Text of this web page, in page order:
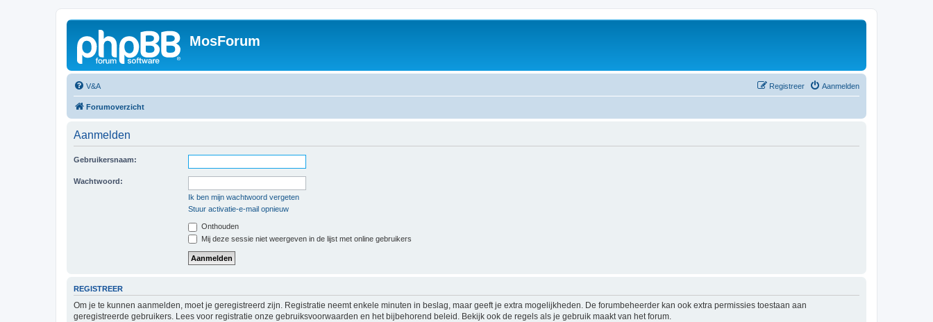
MosForum
V&A Aanmelden
Registreer
Forumoverzicht
Aanmelden
Gebruikersnaam:
Wachtwoord:
Ik ben mijn wachtwoord vergeten
Stuur activatie-e-mail opnieuw
Onthouden
Mij deze sessie niet weergeven in de lijst met online gebruikers
REGISTREER
Om je te kunnen aanmelden, moet je geregistreerd zijn. Registratie neemt enkele minuten in beslag, maar geeft je extra mogelijkheden. De forumbeheerder kan ook extra permissies toestaan aan
geregistreerde gebruikers. Lees voor registratie onze gebruiksvoorwaarden en het bijbehorend beleid. Bekijk ook de regels als je gebruik maakt van het forum.